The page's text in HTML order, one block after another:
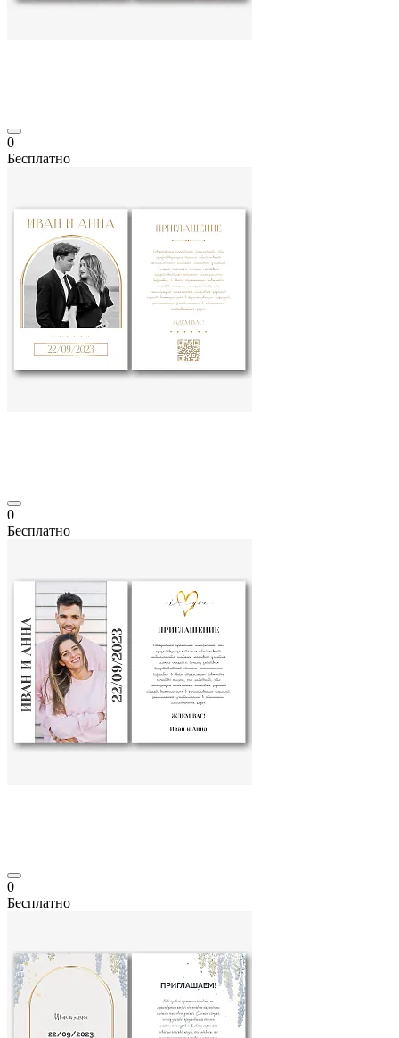
0
Бесплатно
0
Бесплатно
0
Бесплатно